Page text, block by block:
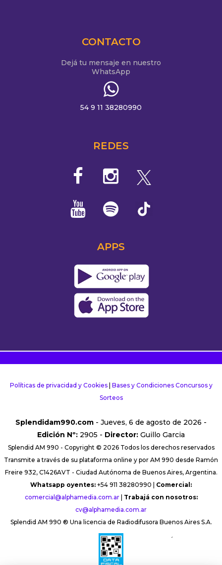
CONTACTO
Dejá tu mensaje en nuestro
WhatsApp
54 9 11 38280990
REDES
APPS
Políticas de privacidad y Cookies| Bases y Condiciones Concursos y
Sorteos
Splendidam990.com - Jueves, 6 de agosto de 2026 -
Edición Nº: 2905 - Director: Guillo Garcia
Splendid AM 990 - Copyright © 2026 Todos los derechos reservados
Transmite a través de su plataforma online y por AM 990 desde Ramón
Freire 932, C1426AVT - Ciudad Autónoma de Buenos Aires, Argentina.
Whatsapp oyentes: +54 911 38280990 | Comercial:
comercial@alphamedia.com.ar| Trabajá con nosotros:
cv@alphamedia.com.ar
Splendid AM 990 ® Una licencia de Radiodifusora Buenos Aires S.A.
´